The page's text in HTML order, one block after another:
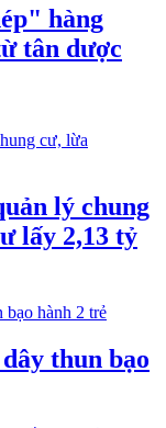
hàng
tân dược
lý chung
lấy 2,13 tỷ
thun bạo